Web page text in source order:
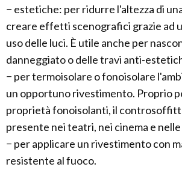
− estetiche: per ridurre l'altezza di
creare effetti scenografici grazie ad
uso delle luci. È utile anche per
danneggiato o delle travi anti-
− per termoisolare o fonoisolare
un opportuno rivestimento. Proprio
proprietà fonoisolanti, il
presente nei teatri, nei cinema e
− per applicare un rivestimento con
resistente al fuoco.